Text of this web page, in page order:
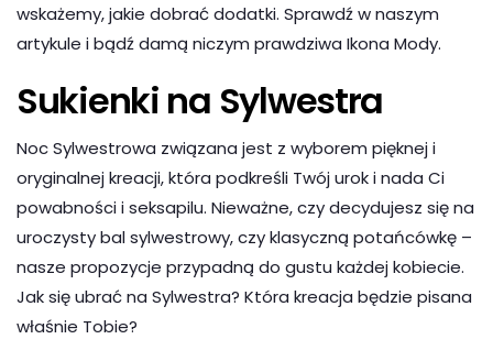
wskażemy, jakie dobrać dodatki. Sprawdź w naszym
artykule i bądź damą niczym prawdziwa Ikona Mody.
Sukienki na Sylwestra
Noc Sylwestrowa związana jest z wyborem pięknej i
oryginalnej kreacji, która podkreśli Twój urok i nada Ci
powabności i seksapilu. Nieważne, czy decydujesz się na
uroczysty bal sylwestrowy, czy klasyczną potańcówkę –
nasze propozycje przypadną do gustu każdej kobiecie.
Jak się ubrać na Sylwestra? Która kreacja będzie pisana
właśnie Tobie?